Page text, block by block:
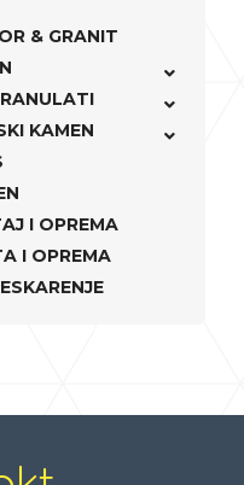
& GRANIT
KAMEN
I OPREMA
I OPREMA